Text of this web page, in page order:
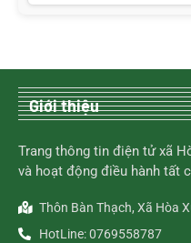
Giới thiệu
Trang thông tin điện tử xã
và hoạt động điều hành tất
Thôn Bàn Thạch, Xã Hòa
HotLine: 0769558787